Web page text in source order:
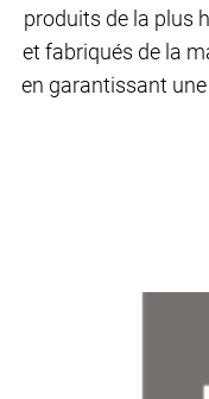
produits de la plus
et fabriqués de la
en garantissant